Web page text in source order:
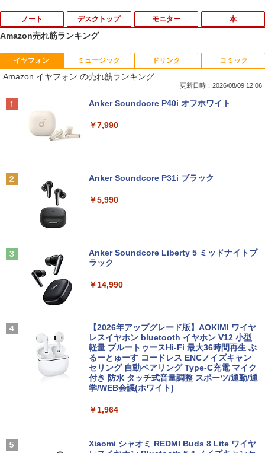
ノート
1
【★最大100%ポイント】【大特価!訳あ
り!】富士通 LIFEBOOK A576/第6世代 C
ore i3/メモリ:4GB/SSD:128GB/15.6型液
パソコン ノートパソコン Windows11 W
【マラソンP5倍/10%オフクーポン】中古
付き Panasonic Let's note CF-NX3 第4
￥9,800
GHz | MEM:8GB | HDD:500GB | DVDマ
ルチ | 無線LAN:あり | テンキー | Win11P
ro64Bit | ACアダプター付属
￥9,980
【期間限定 ポイント10倍】Lenovo Idea
n N4000/4GB/64GB eMMC/HD IPS液晶
デスクトップ モニター
1
富士通 Fujitsu 液晶モニター VL-17CST
17インチ スクエア ホワイト LCD LEDバ
ックライト SXGA 1280×1024 TNパネル
プレイ 【中古】
￥2,750
2
【超特価】厳選大手メーカー 液晶モニタ
ー シークレット 19インチワイド ノング
イ【中古】
モバイルモニター 15.6インチ InnoView
FHD ポータブルモニター IPS液晶パネル
類】タッチ/ケース付き/4Kタイプ
￥8,980
アースドリームス 厳選おまかせモニター
HD解像度】 大手メーカー液晶 (Dell/HP/
本
1
ちいかわ なんか小さくてかわいいやつ
（1） （ワイドKC） [ ナガノ ]
￥1,100
￥4,345
￥594
（2） （ワイドKC） [ ナガノ ]
￥1,210
o Day Book [ 島田ゆか ]
Amazon売れ筋ランキング
イヤフォン
Amazon イヤフォン の売れ筋ランキング
更新日時：2026/08/09 12:06
Anker Soundcore P40i オフホワイト
￥7,990
Anker Soundcore P31i ブラック
￥5,990
Anker Soundcore Liberty 5 ミッドナイトブ
ラック
￥14,990
【2026年アップグレード版】AOKIMI ワイヤ
レスイヤホン bluetooth イヤホン V12 小型
軽量 ブルートゥースHi-Fi 最大36時間再生 ぶ
るーとゅーす コードレス ENCノイズキャン
セリング 自動ペアリング Type-C充電 マイク
付き 防水 タッチ式音量調整 スポーツ/通勤/通
学/WEB会議(ホワイト)
￥1,964
Xiaomi シャオミ REDMI Buds 8 Lite ワイヤ
ミュージック ドリンク コミック